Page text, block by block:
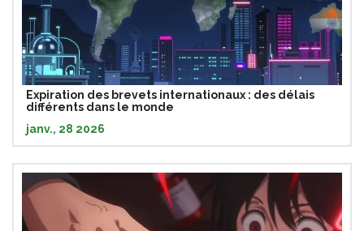
Expiration des brevets internationaux : des délais
différents dans le monde
janv., 28 2026